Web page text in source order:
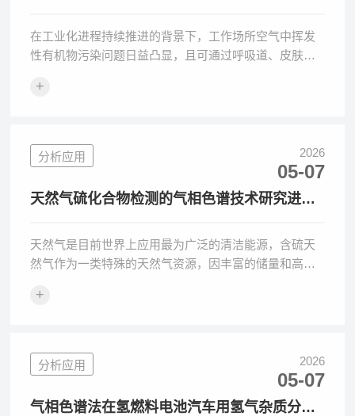
在工业化进程持续推进的背景下，工作场所空气中挥发
性有机物污染问题日益凸显，且可通过呼吸道、皮肤等
+
分析应用 2026
05-07
天然气硫化合物检测的气相色谱技术研究进
天然气是目前世界上应用最为广泛的清洁能源，含硫天
然气作为一类特殊的天然气资源，因丰富的储量和高标
物可分为
+
分析应用 2026
05-07
气相色谱法在氢燃料电池汽车用氢气杂质分析